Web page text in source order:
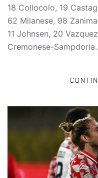
18 Collocolo, 19
62 Milanese, 98
11 Johnsen, 20
Cremonese-